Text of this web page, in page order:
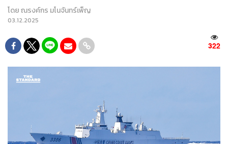
โดยณรงค์กร มโนจันทร์เพ็ญ
03.12.2025
322